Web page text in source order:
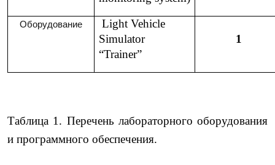
Оборудование
Light Vehicle
Simulator
“Trainer”
1
Таблица 1. Перечень лабораторного оборудования
и программного обеспечения.